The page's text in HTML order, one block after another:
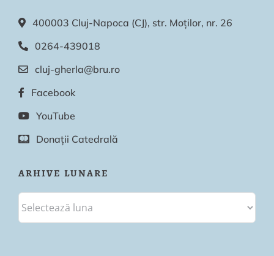
400003 Cluj-Napoca (CJ), str. Moților, nr. 26
0264-439018
cluj-gherla@bru.ro
Facebook
YouTube
Donații Catedrală
ARHIVE LUNARE